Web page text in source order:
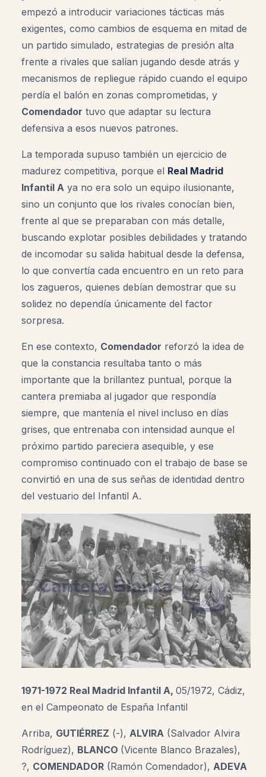
empezó a introducir variaciones tácticas más
exigentes, como cambios de esquema en mitad de
un partido simulado, estrategias de presión alta
frente a rivales que salían jugando desde atrás y
mecanismos de repliegue rápido cuando el equipo
perdía el balón en zonas comprometidas, y
Comendador tuvo que adaptar su lectura
defensiva a esos nuevos patrones.
La temporada supuso también un ejercicio de
madurez competitiva, porque el Real Madrid
Infantil A ya no era solo un equipo ilusionante,
sino un conjunto que los rivales conocían bien,
frente al que se preparaban con más detalle,
buscando explotar posibles debilidades y tratando
de incomodar su salida habitual desde la defensa,
lo que convertía cada encuentro en un reto para
los zagueros, quienes debían demostrar que su
solidez no dependía únicamente del factor
sorpresa.
En ese contexto, Comendador reforzó la idea de
que la constancia resultaba tanto o más
importante que la brillantez puntual, porque la
cantera premiaba al jugador que respondía
siempre, que mantenía el nivel incluso en días
grises, que entrenaba con intensidad aunque el
próximo partido pareciera asequible, y ese
compromiso continuado con el trabajo de base se
convirtió en una de sus señas de identidad dentro
del vestuario del Infantil A.
1971-1972 Real Madrid Infantil A, 05/1972, Cádiz,
en el Campeonato de España Infantil
Arriba, GUTIÉRREZ (-), ALVIRA (Salvador Alvira
Rodríguez), BLANCO (Vicente Blanco Brazales),
?, COMENDADOR (Ramón Comendador), ADEVA